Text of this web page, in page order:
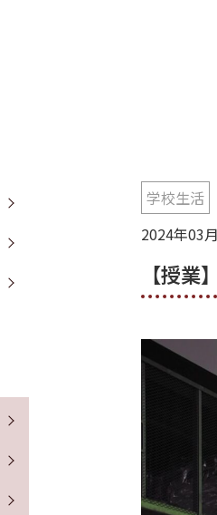
学校生活
2024年03
【授
学校長挨拶
教訓・教育目標
学校沿革
学校評価
いじめ防止の基本方針
教育の特色
文理探究科
工学探究科
年間行事
部活動
進路情報
制服紹介
募集要項
体験入学・学校説明会
よくある質問
保健室からのお知らせ
図書館からのお知らせ
求人票の公開
PTA行事
事務室より
証明書の発行
同窓会のお知らせ